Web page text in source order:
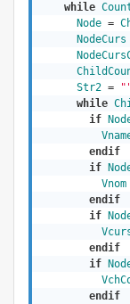
while
Node =
NodeCurs
Str2 =
while
if
endif
if
Vnom
endif
if
endif
if
endif